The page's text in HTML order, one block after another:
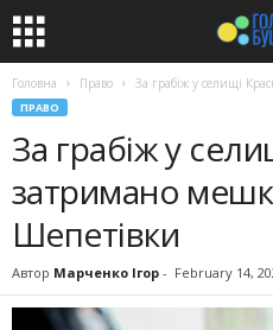
Головна Право За грабіж у селищі
ПРАВО
За грабіж у
затримано
Шепетівки
Автор Марченко Ігор - February 14,